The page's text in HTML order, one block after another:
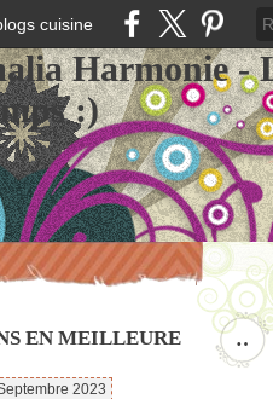
cuisine
Harmonie -
:)
…
EN MEILLEURE
2023